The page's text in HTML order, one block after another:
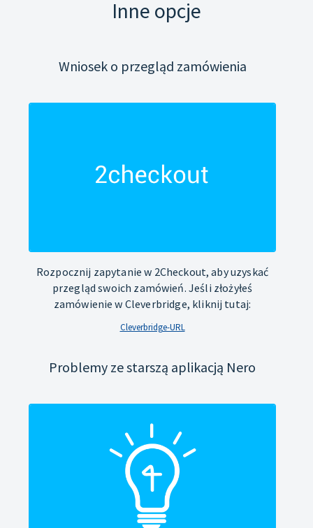
Inne opcje
Wniosek o przegląd zamówienia
Rozpocznij zapytanie w 2Checkout, aby uzyskać
przegląd swoich zamówień. Jeśli złożyłeś
zamówienie w Cleverbridge, kliknij tutaj:
Cleverbridge-URL
Problemy ze starszą aplikacją Nero